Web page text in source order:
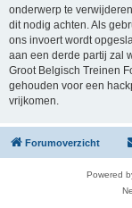
onderwerp te
dit nodig achten. Als
ons invoert wordt
aan een derde partij zal
Groot Belgisch Treinen
gehouden voor een
vrijkomen.
Forumoverzicht
Powered